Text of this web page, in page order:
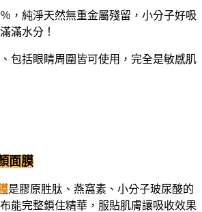
，純淨天然無重金屬殘留，小分子好吸
滿水分！
包括眼睛周圍皆可使用，完全是敏感肌
面膜
是膠原胜肽、燕窩素、小分子玻尿酸的
能完整鎖住精華，服貼肌膚讓吸收效果